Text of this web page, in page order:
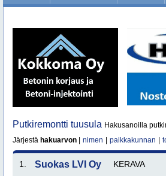
Putkiremontti tuusula Hakusanoilla
Järjestä hakuarvon nimen paikkakunnan
1. Suokas LVI Oy KERAVA